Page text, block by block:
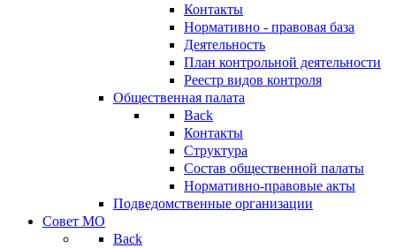
Контакты
Нормативно - правовая база
Деятельность
План контрольной деятельности
Реестр видов контроля
Общественная палата
Back
Контакты
Структура
Состав общественной палаты
Нормативно-правовые акты
Подведомственные организации
Совет МО
Back